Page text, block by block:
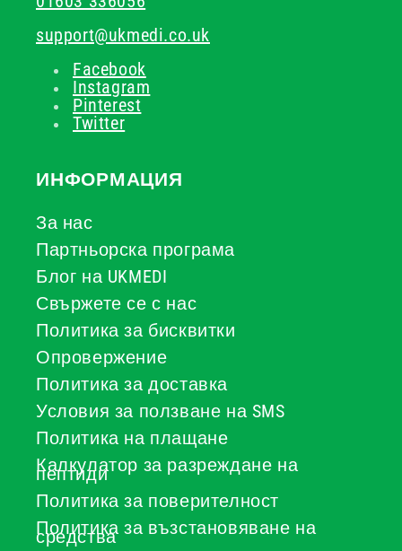
support@ukmedi.co.uk
Facebook
Instagram
Pinterest
Twitter
ИНФОРМАЦИЯ
За нас
Партньорска програма
Блог на UKMEDI
Свържете се с нас
Политика за бисквитки
Опровержение
Политика за доставка
Условия за ползване на SMS
Политика на плащане
Калкулатор за разреждане на
пептиди
Политика за поверителност
Политика за възстановяване на
средства